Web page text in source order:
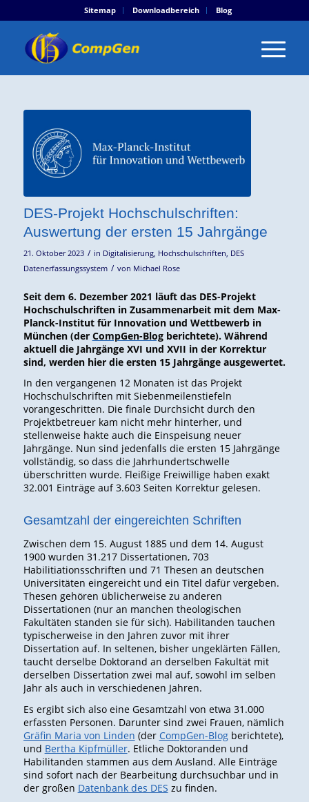
Sitemap Downloadbereich Blog
DES-Projekt Hochschulschriften:
Auswertung der ersten 15 Jahrgänge
21. Oktober 2023 / in Digitalisierung, Hochschulschriften DES
Datenerfassungssystem / von Michael Rose
Seit dem 6. Dezember 2021 läuft das DES-Projekt
Hochschulschriften in Zusammenarbeit mit dem Max-
Planck-Institut für Innovation und Wettbewerb in
München (der CompGen-Blogberichtete). Während
aktuell die Jahrgänge XVI und XVII in der Korrektur
sind, werden hier die ersten 15 Jahrgänge ausgewertet.
In den vergangenen 12 Monaten ist das Projekt
Hochschulschriften mit Siebenmeilenstiefeln
vorangeschritten. Die finale Durchsicht durch den
Projektbetreuer kam nicht mehr hinterher, und
stellenweise hakte auch die Einspeisung neuer
Jahrgänge. Nun sind jedenfalls die ersten 15 Jahrgänge
vollständig, so dass die Jahrhundertschwelle
überschritten wurde. Fleißige Freiwillige haben exakt
32.001 Einträge auf 3.603 Seiten Korrektur gelesen.
Gesamtzahl der eingereichten Schriften
Zwischen dem 15. August 1885 und dem 14. August
1900 wurden 31.217 Dissertationen, 703
Habilitiationsschriften und 71 Thesen an deutschen
Universitäten eingereicht und ein Titel dafür vergeben.
Thesen gehören üblicherweise zu anderen
Dissertationen (nur an manchen theologischen
Fakultäten standen sie für sich). Habilitanden tauchen
typischerweise in den Jahren zuvor mit ihrer
Dissertation auf. In seltenen, bisher ungeklärten Fällen,
taucht derselbe Doktorand an derselben Fakultät mit
derselben Dissertation zwei mal auf, sowohl im selben
Jahr als auch in verschiedenen Jahren.
Es ergibt sich also eine Gesamtzahl von etwa 31.000
erfassten Personen. Darunter sind zwei Frauen, nämlich
Gräfin Maria von Linden (der CompGen-Blogberichtete),
und Bertha Kipfmüller. Etliche Doktoranden und
Habilitanden stammen aus dem Ausland. Alle Einträge
sind sofort nach der Bearbeitung durchsuchbar und in
der großen Datenbank des DES zu finden.